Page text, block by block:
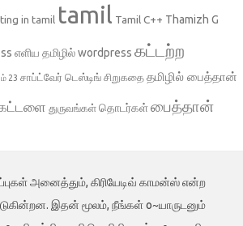
in tamil tamil Tamil C++ Thamizh G
எளிய தமிழில் wordpress கட்டற்ற
23 சாப்ட்வேர் டெஸ்டிங் சிறுகதை தமிழில் பைத்தான்
துருவங்கள் தொடர்கள்பைத்தான்
அனைத்தும், கிரியேடிவ் காமன்ஸ் என்ற
இதன் மூலம், நீங்கள் o~யாருடனும்